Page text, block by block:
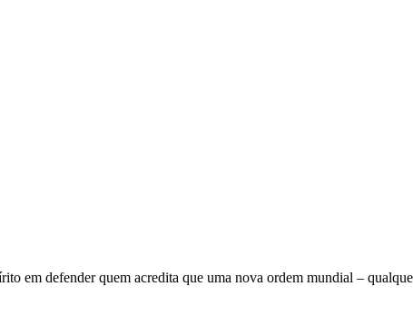
em defender quem acredita que uma nova ordem mundial –